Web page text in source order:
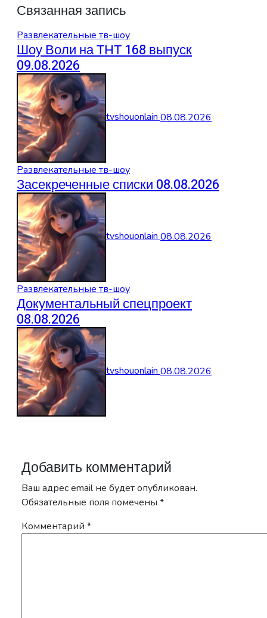
Связанная запись
Развлекательные тв-шоу
Шоу Воли на ТНТ 168 выпуск
09.08.2026
tvshouonlain08.08.2026
Развлекательные тв-шоу
Засекреченные списки 08.08.2026
tvshouonlain08.08.2026
Развлекательные тв-шоу
Документальный спецпроект
08.08.2026
tvshouonlain08.08.2026
Добавить комментарий
Ваш адрес email не будет опубликован.
Обязательные поля помечены *
Комментарий *